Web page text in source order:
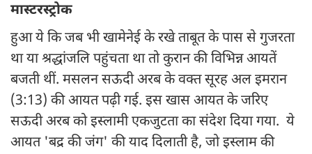
मास्टरस्ट्रोक
हुआ ये कि जब भी खामेनेई के रखे ताबूत के पास से गुजरता
था या श्रद्धांजलि पहुंचता था तो कुरान की विभिन्न आयतें
बजती थीं. मसलन सऊदी अरब के वक्त सूरह अल इमरान
(3:13) की आयत पढ़ी गई. इस खास आयत के जरिए
सऊदी अरब को इस्लामी एकजुटता का संदेश दिया गया. ये
आयत 'बद्र की जंग' की याद दिलाती है, जो इस्लाम की